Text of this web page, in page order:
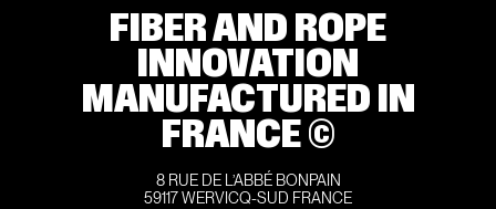
FIBER AND ROPE
INNOVATION
MANUFACTURED IN
FRANCE ©
8 RUE DE L’ABBÉ BONPAIN
59117 WERVICQ-SUD FRANCE